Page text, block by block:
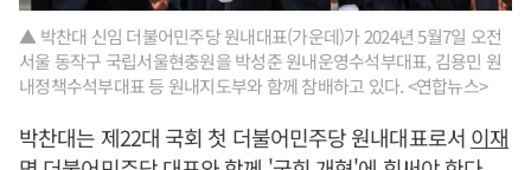
▲ 박찬대 신임 더불어민주당 원내대표(가운데)가 2024년 5월7일 오전
서울 동작구 국립서울현충원을 박성준 원내운영수석부대표, 김용민 원
내정책수석부대표 등 원내지도부와 함께 참배하고 있다. <연합뉴스>
박찬대는 제22대 국회 첫 더불어민주당 원내대표로서 이재